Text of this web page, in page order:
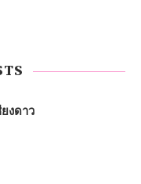
งดาว